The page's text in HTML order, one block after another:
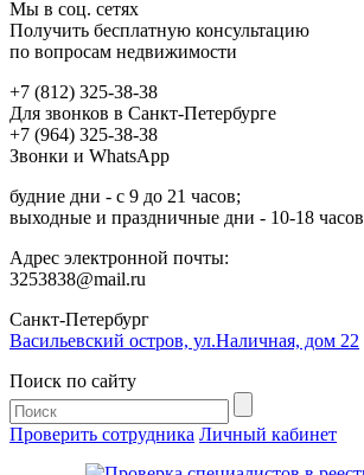
Мы в соц. сетях
Получить бесплатную консультацию
по вопросам недвижимости
+7 (812) 325-38-38
Для звонков в Санкт-Петербурге
+7 (964) 325-38-38
Звонки и WhatsApp
будние дни - с 9 до 21 часов;
выходные и праздничные дни - 10-18 часов
Адрес электронной почты:
3253838@mail.ru
Cанкт-Петербург
Васильевский остров, ул.Наличная, дом 22
Поиск по сайту
Проверить сотрудника Личный кабинет